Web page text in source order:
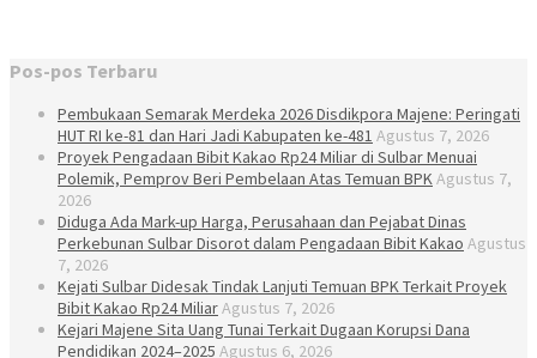
Pos-pos Terbaru
Pembukaan Semarak Merdeka 2026 Disdikpora Majene: Peringati
HUT RI ke-81 dan Hari Jadi Kabupaten ke-481 Agustus 7, 2026
Proyek Pengadaan Bibit Kakao Rp24 Miliar di Sulbar Menuai
Polemik, Pemprov Beri Pembelaan Atas Temuan BPKAgustus 7,
2026
Diduga Ada Mark-up Harga, Perusahaan dan Pejabat Dinas
Perkebunan Sulbar Disorot dalam Pengadaan Bibit Kakao Agustus
7, 2026
Kejati Sulbar Didesak Tindak Lanjuti Temuan BPK Terkait Proyek
Bibit Kakao Rp24 MiliarAgustus 7, 2026
Kejari Majene Sita Uang Tunai Terkait Dugaan Korupsi Dana
Pendidikan 2024–2025 Agustus 6, 2026